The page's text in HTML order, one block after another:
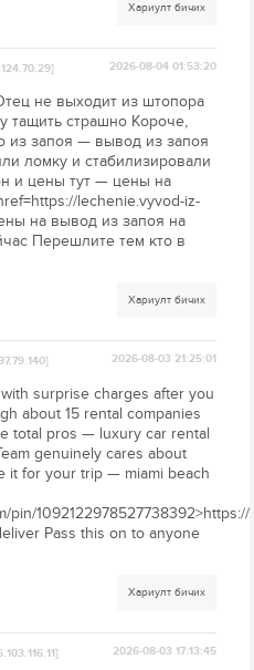
Хариулт бичих
2026-08-04 01:53:20
не выходит из штопора
тащить страшно Короче,
из запоя — вывод из запоя
ломку и стабилизировали
и цены тут — цены на
lechenie.vyvod-iz-
на вывод из запоя на
Перешлите тем кто в
Хариулт бичих
2026-08-03 21:25:01
surprise charges after you
about 15 rental companies
total pros — luxury car rental
genuinely cares about
it for your trip — miami beach
pin/
Pass this on to anyone
Хариулт бичих
2026-08-03 17:13:45